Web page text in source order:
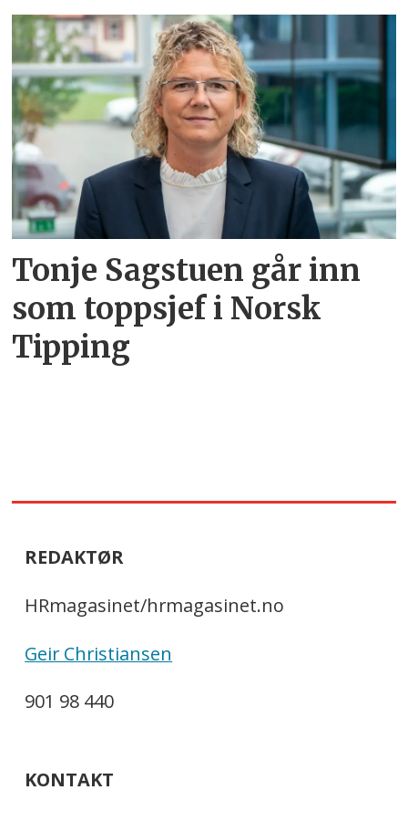
Tonje Sagstuen går inn
som toppsjef i Norsk
Tipping
REDAKTØR
HRmagasinet/hrmagasinet.no
Geir Christiansen
901 98 440
KONTAKT